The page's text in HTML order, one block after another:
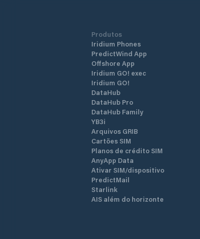
Produtos
Iridium Phones
PredictWind App
Offshore App
Iridium GO! exec
Iridium GO!
DataHub
DataHub Pro
DataHub Family
YB3i
Arquivos GRIB
Cartões SIM
Planos de crédito SIM
AnyApp Data
Ativar SIM/dispositivo
PredictMail
Starlink
AIS além do horizonte